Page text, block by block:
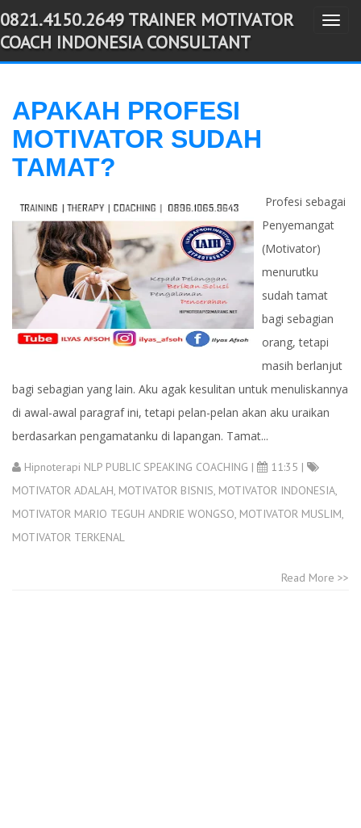
-->
T
g
v
i
0821.4150.2649 TRAINER MOTIVATOR
COACH INDONESIA CONSULTANT
APAKAH PROFESI
MOTIVATOR SUDAH
TAMAT?
Profesi sebagai
Penyemangat
(Motivator)
menurutku
sudah tamat
bagi sebagian
orang, tetapi
masih berlanjut
bagi sebagian yang lain. Aku agak kesulitan untuk menuliskannya
di awal-awal paragraf ini, tetapi pelan-pelan akan aku uraikan
berdasarkan pengamatanku di lapangan. Tamat...
Hipnoterapi NLP PUBLIC SPEAKING COACHING |
11:35 |
MOTIVATOR ADALAH, MOTIVATOR BISNIS, MOTIVATOR INDONESIA,
MOTIVATOR MARIO TEGUH ANDRIE WONGSO, MOTIVATOR MUSLIM,
MOTIVATOR TERKENAL
Read More >>